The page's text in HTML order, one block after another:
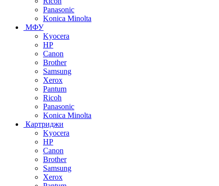
Panasonic
Konica Minolta
МФУ
Kyocera
HP
Canon
Brother
Samsung
Xerox
Pantum
Ricoh
Panasonic
Konica Minolta
Картриджи
Kyocera
HP
Canon
Brother
Samsung
Xerox